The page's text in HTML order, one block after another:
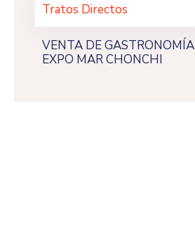
Tratos Directos
VENTA DE GASTRONOMÍA
EXPO MAR CHONCHI